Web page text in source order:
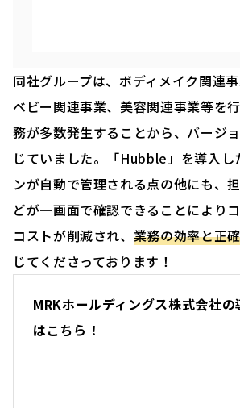
同社グループは、ボディメイク関連
ベビー関連事業、美容関連事業等を
務が多数発生することから、バージ
じていました。「Hubble」を導入し
ンが自動で管理される点の他にも、
どが一画面で確認できることにより
コストが削減され、 業務の効率と正
じてくださっております！
MRKホールディングス株式会社
はこちら！